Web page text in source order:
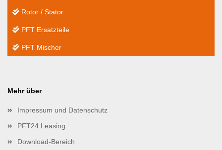
Rotor / Stator
PFT Ersatzteile
PFT Mischer
Mehr über
Impressum und Datenschutz
PFT24 Leasing
Download-Bereich